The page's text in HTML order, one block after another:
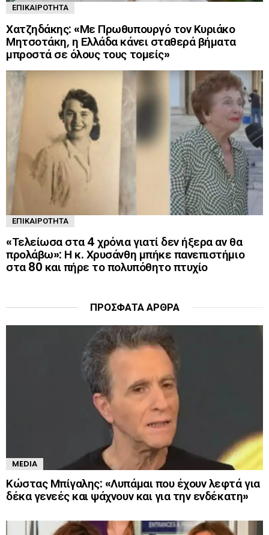
ΕΠΙΚΑΙΡΌΤΗΤΑ
Χατζηδάκης: «Με Πρωθυπουργό τον Κυριάκο
Μητσοτάκη, η Ελλάδα κάνει σταθερά βήματα
μπροστά σε όλους τους τομείς»
ΕΠΙΚΑΙΡΌΤΗΤΑ
«Τελείωσα στα 4 χρόνια γιατί δεν ήξερα αν θα
προλάβω»: Η κ. Χρυσάνθη μπήκε πανεπιστήμιο
στα 80 και πήρε το πολυπόθητο πτυχίο
ΠΡΌΣΦΑΤΑ ΆΡΘΡΑ
MEDIA
Κώστας Μπίγαλης: «Λυπάμαι που έχουν λεφτά για
δέκα γενεές και ψάχνουν και για την ενδέκατη»